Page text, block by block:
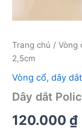
Trang chủ / Vòng
2,5cm
Vòng cổ, dây
Dây dắt
120.000 ₫